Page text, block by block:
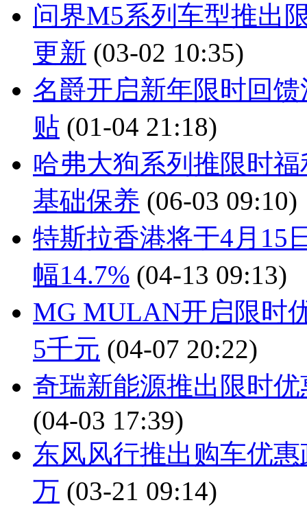
问界M5系列车型推出
更新 (03-02 10:35)
名爵开启新年限时回
贴 (01-04 21:18)
哈弗大狗系列推限时
基础保养 (06-03 09:10)
特斯拉香港将于4月15
幅14.7% (04-13 09:13)
MG MULAN开启限时
5千元 (04-07 20:22)
奇瑞新能源推出限时
(04-03 17:39)
东风风行推出购车优
万 (03-21 09:14)